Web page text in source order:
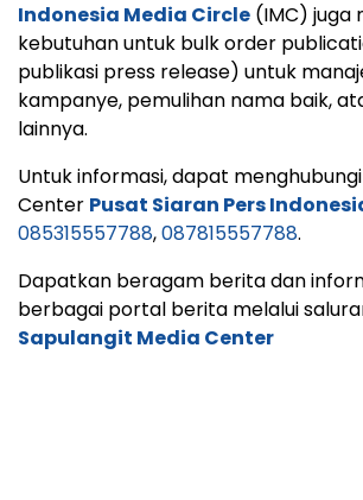
Indonesia Media Circle (IMC) juga
kebutuhan untuk bulk order
publikasi press release) untuk
kampanye, pemulihan nama baik,
lainnya.
Untuk informasi, dapat
Center Pusat Siaran Pers
085315557788,087815557788.
Dapatkan beragam berita dan
berbagai portal berita melalui
Sapulangit Media Center